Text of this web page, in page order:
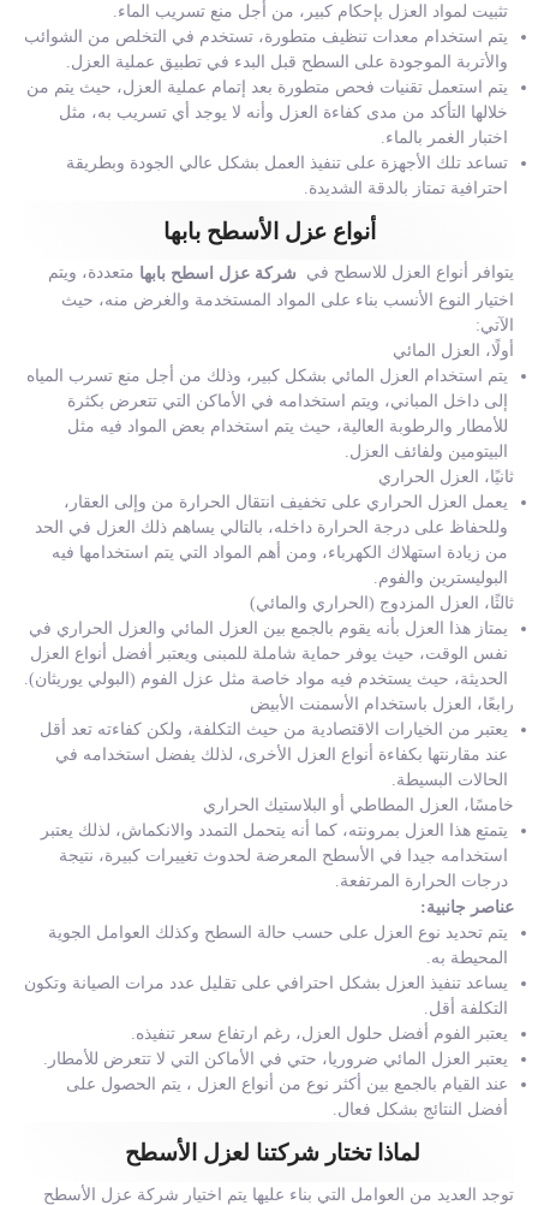
تثبيت لمواد العزل بإحكام كبير، من أجل منع تسريب الماء.
يتم استخدام معدات تنظيف متطورة، تستخدم في التخلص من الشوائب
والأتربة الموجودة على السطح قبل البدء في تطبيق عملية العزل.
يتم استعمل تقنيات فحص متطورة بعد إتمام عملية العزل، حيث يتم من
خلالها التأكد من مدى كفاءة العزل وأنه لا يوجد أي تسريب به، مثل
اختبار الغمر بالماء.
تساعد تلك الأجهزة على تنفيذ العمل بشكل عالي الجودة وبطريقة
احترافية تمتاز بالدقة الشديدة.
أنواع عزل الأسطح بابها
يتوافر أنواع العزل للاسطح في شركة عزل اسطح بابها متعددة، ويتم
اختيار النوع الأنسب بناء على المواد المستخدمة والغرض منه، حيث
الآتي:
أولًا، العزل المائي
يتم استخدام العزل المائي بشكل كبير، وذلك من أجل منع تسرب المياه
إلى داخل المباني، ويتم استخدامه في الأماكن التي تتعرض بكثرة
للأمطار والرطوبة العالية، حيث يتم استخدام بعض المواد فيه مثل
البيتومين ولفائف العزل.
ثانيًا، العزل الحراري
يعمل العزل الحراري على تخفيف انتقال الحرارة من وإلى العقار،
وللحفاظ على درجة الحرارة داخله، بالتالي يساهم ذلك العزل في الحد
من زيادة استهلاك الكهرباء، ومن أهم المواد التي يتم استخدامها فيه
البوليسترين والفوم.
ثالثًا، العزل المزدوج (الحراري والمائي)
يمتاز هذا العزل بأنه يقوم بالجمع بين العزل المائي والعزل الحراري في
نفس الوقت، حيث يوفر حماية شاملة للمبنى ويعتبر أفضل أنواع العزل
الحديثة، حيث يستخدم فيه مواد خاصة مثل عزل الفوم (البولي يوريثان).
رابعًا، العزل باستخدام الأسمنت الأبيض
يعتبر من الخيارات الاقتصادية من حيث التكلفة، ولكن كفاءته تعد أقل
عند مقارنتها بكفاءة أنواع العزل الأخرى، لذلك يفضل استخدامه في
الحالات البسيطة.
خامسًا، العزل المطاطي أو البلاستيك الحراري
يتمتع هذا العزل بمرونته، كما أنه يتحمل التمدد والانكماش، لذلك يعتبر
استخدامه جيدا في الأسطح المعرضة لحدوث تغييرات كبيرة، نتيجة
درجات الحرارة المرتفعة.
عناصر جانبية:
يتم تحديد نوع العزل على حسب حالة السطح وكذلك العوامل الجوية
المحيطة به.
يساعد تنفيذ العزل بشكل احترافي على تقليل عدد مرات الصيانة وتكون
التكلفة أقل.
يعتبر الفوم أفضل حلول العزل، رغم ارتفاع سعر تنفيذه.
يعتبر العزل المائي ضروريا، حتي في الأماكن التي لا تتعرض للأمطار.
عند القيام بالجمع بين أكثر نوع من أنواع العزل ، يتم الحصول على
أفضل النتائج بشكل فعال.
لماذا تختار شركتنا لعزل الأسطح
توجد العديد من العوامل التي بناء عليها يتم اختيار شركة عزل الأسطح